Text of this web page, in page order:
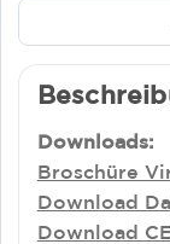
Downloads:
Broschüre
Download
Download